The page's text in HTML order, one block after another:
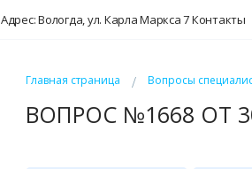
Адрес: Вологда, ул. Карла Маркса 7Контакты
Главная страница Вопросы
ВОПРОС №1668 ОТ